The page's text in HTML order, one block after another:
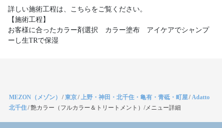
詳しい施術工程は、こちらをご覧ください。
【施術工程】
お客様に合ったカラー剤選択 カラー塗布 アイケアでシャンプ
ーし生TRで保湿
MEZON（メゾン） /東京/上野・神田・北千住・亀有・青砥・町屋/Adatto
北千住/艶カラー（フルカラー＆トリートメント）/メニュー詳細